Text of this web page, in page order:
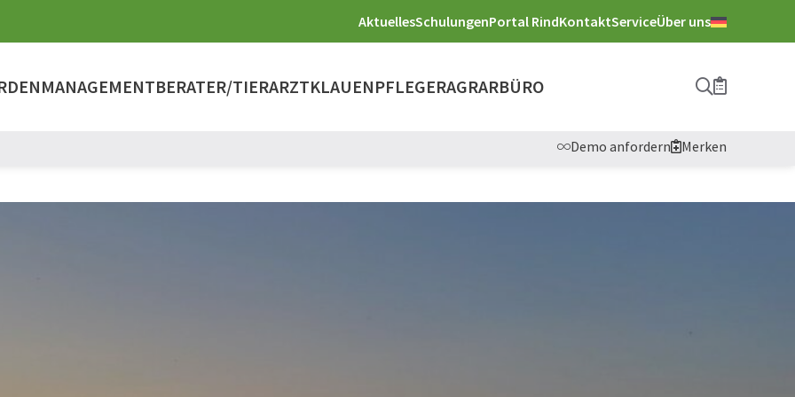
AktuellesSchulungenPortal RindKontaktServiceÜber uns
BERATER/TIERARZTKLAUENPFLEGERAGRARBÜRO Suche
Merkliste
Demo anfordern Merken